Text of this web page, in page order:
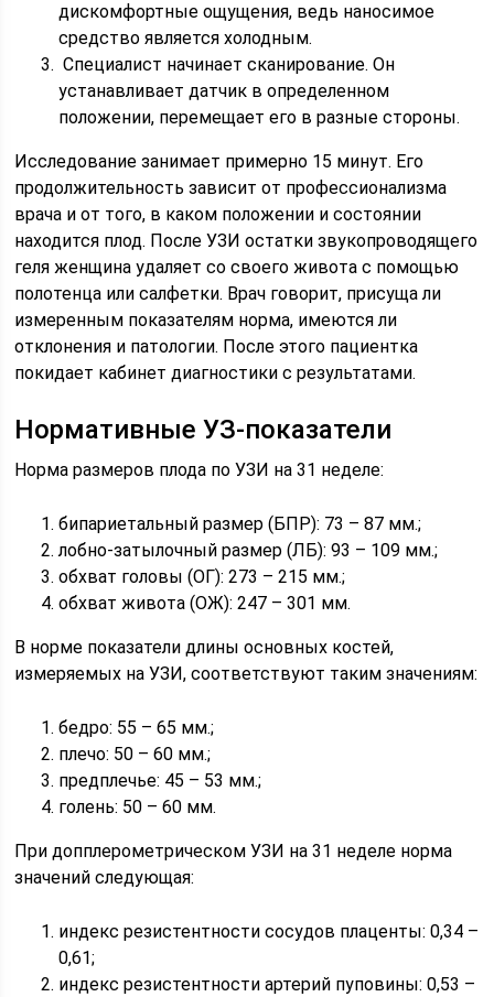
дискомфортные ощущения, ведь наносимое
средство является холодным.
Специалист начинает сканирование. Он
устанавливает датчик в определенном
положении, перемещает его в разные стороны.
Исследование занимает примерно 15 минут. Его
продолжительность зависит от профессионализма
врача и от того, в каком положении и состоянии
находится плод. После УЗИ остатки звукопроводящего
геля женщина удаляет со своего живота с помощью
полотенца или салфетки. Врач говорит, присуща ли
измеренным показателям норма, имеются ли
отклонения и патологии. После этого пациентка
покидает кабинет диагностики с результатами.
Нормативные УЗ-показатели
Норма размеров плода по УЗИ на 31 неделе:
бипариетальный размер (БПР): 73 – 87 мм.;
лобно-затылочный размер (ЛБ): 93 – 109 мм.;
обхват головы (ОГ): 273 – 215 мм.;
обхват живота (ОЖ): 247 – 301 мм.
В норме показатели длины основных костей,
измеряемых на УЗИ, соответствуют таким значениям:
бедро: 55 – 65 мм.;
плечо: 50 – 60 мм.;
предплечье: 45 – 53 мм.;
голень: 50 – 60 мм.
При допплерометрическом УЗИ на 31 неделе норма
значений следующая:
индекс резистентности сосудов плаценты: 0,34 –
0,61;
индекс резистентности артерий пуповины: 0,53 –